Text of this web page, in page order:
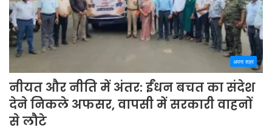
अपना शहर
नीयत और नीति में अंतर: ईंधन बचत का संदेश
देने निकले अफसर, वापसी में सरकारी वाहनों
से लौटे